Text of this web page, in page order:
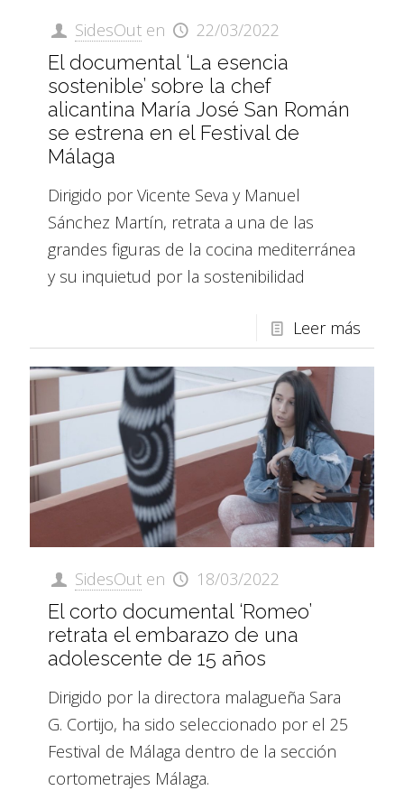
SidesOut en 22/03/2022
El documental ‘La esencia
sostenible’ sobre la chef
alicantina María José San Román
se estrena en el Festival de
Málaga
Dirigido por Vicente Seva y Manuel
Sánchez Martín, retrata a una de las
grandes figuras de la cocina mediterránea
y su inquietud por la sostenibilidad
Leer más
SidesOut en 18/03/2022
El corto documental ‘Romeo’
retrata el embarazo de una
adolescente de 15 años
Dirigido por la directora malagueña Sara
G. Cortijo, ha sido seleccionado por el 25
Festival de Málaga dentro de la sección
cortometrajes Málaga.